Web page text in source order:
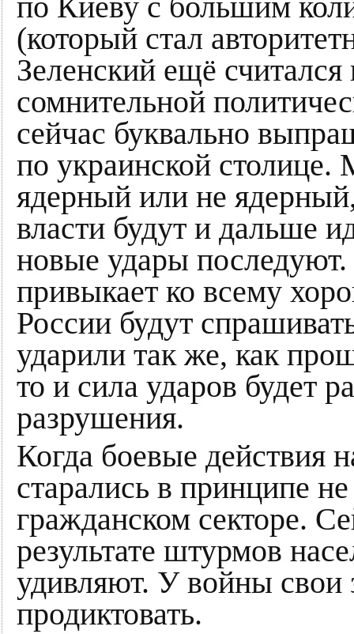
по Киеву с большим
(который стал
Зеленский ещё
сомнительной
сейчас буквально
по украинской
ядерный или не
власти будут и дальше
новые удары
привыкает ко всему
России будут
ударили так же, как
то и сила ударов будет
разрушения.
Когда боевые действия
старались в принципе
гражданском секторе.
результате штурмов
удивляют. У войны свои
продиктовать.